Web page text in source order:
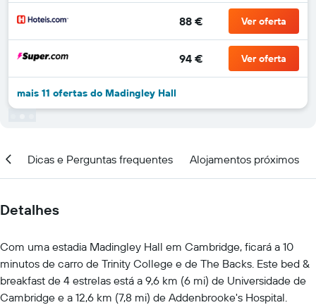
88 € Ver oferta
94 € Ver oferta
mais 11 ofertas do Madingley Hall
Dicas e Perguntas frequentes Alojamentos próximos
Detalhes
Com uma estadia Madingley Hall em Cambridge, ficará a 10
minutos de carro de Trinity College e de The Backs. Este bed &
breakfast de 4 estrelas está a 9,6 km (6 mi) de Universidade de
Cambridge e a 12,6 km (7,8 mi) de Addenbrooke's Hospital.